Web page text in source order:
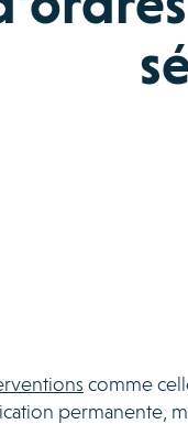
comme
permanente,